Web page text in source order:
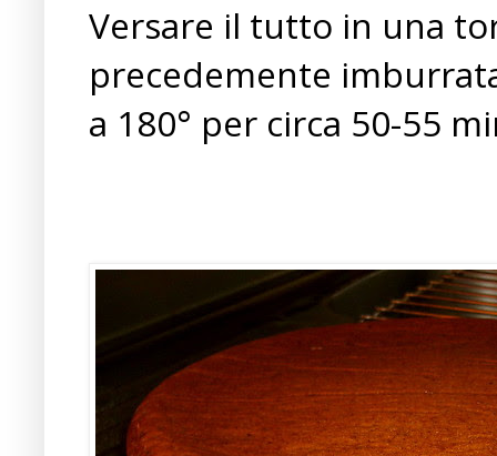
Versare il tutto in una
precedemente
a 180° per circa 50-55